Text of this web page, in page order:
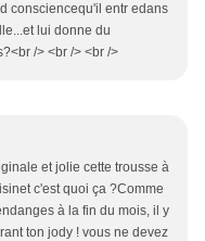
consciencequ'il entr edans
lui donne du
/> <br /> <br />
et jolie cette trousse à
c'est quoi ça ?Comme
à la fin du mois, il y
ton jody ! vous ne devez